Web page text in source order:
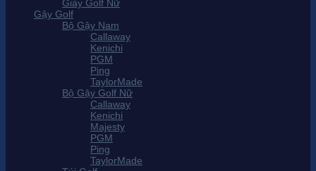
Giày Golf Nữ
Gậy Golf
Bộ Gậy Nam
Callaway
Kenichi
PGM
Ping
TaylorMade
Bộ Gậy Golf Nữ
Callaway
Kenichi
Majesty
PGM
Ping
TaylorMade